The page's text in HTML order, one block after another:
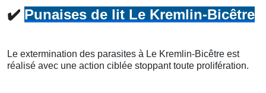
✔️ Punaises de lit Le Kremlin-Bicêtre
Le extermination des parasites à Le Kremlin-Bicêtre est
réalisé avec une action ciblée stoppant toute prolifération.